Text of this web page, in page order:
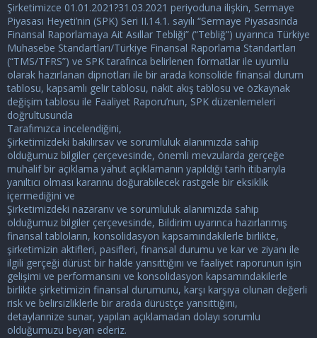
Şirketimizce 01.01.2021?31.03.2021 periyoduna ilişkin, Sermaye
Piyasası Heyeti’nin (SPK) Seri II.14.1. sayılı “Sermaye Piyasasında
Finansal Raporlamaya Ait Asıllar Tebliği” (“Tebliğ”) uyarınca Türkiye
Muhasebe Standartları/Türkiye Finansal Raporlama Standartları
(“TMS/TFRS”) ve SPK tarafınca belirlenen formatlar ile uyumlu
olarak hazırlanan dipnotları ile bir arada konsolide finansal durum
tablosu, kapsamlı gelir tablosu, nakit akış tablosu ve özkaynak
değişim tablosu ile Faaliyet Raporu’nun, SPK düzenlemeleri
doğrultusunda
Tarafımızca incelendiğini,
Şirketimizdeki bakılırsav ve sorumluluk alanımızda sahip
olduğumuz bilgiler çerçevesinde, önemli mevzularda gerçeğe
muhalif bir açıklama yahut açıklamanın yapıldığı tarih itibarıyla
yanıltıcı olması kararınu doğurabilecek rastgele bir eksiklik
içermediğini ve
Şirketimizdeki nazaranv ve sorumluluk alanımızda sahip
olduğumuz bilgiler çerçevesinde, Bildirim uyarınca hazırlanmış
finansal tabloların, konsolidasyon kapsamındakilerle birlikte,
şirketimizin aktifleri, pasifleri, finansal durumu ve kar ve ziyanı ile
ilgili gerçeği dürüst bir halde yansıttığını ve faaliyet raporunun işin
gelişimi ve performansını ve konsolidasyon kapsamındakilerle
birlikte şirketimizin finansal durumunu, karşı karşıya olunan değerli
risk ve belirsizliklerle bir arada dürüstçe yansıttığını,
detaylarınize sunar, yapılan açıklamadan dolayı sorumlu
olduğumuzu beyan ederiz.